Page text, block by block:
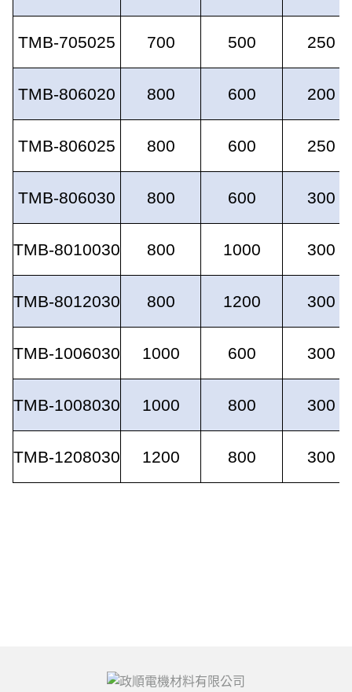
TMB-705025 700 500 250
TMB-806020 800 600 200
TMB-806025 800 600 250
TMB-806030 800 600 300
TMB-8010030 800 1000 300
TMB-8012030 800 1200 300
TMB-1006030 1000 600 300
TMB-1008030 1000 800 300
TMB-1208030 1200 800 300